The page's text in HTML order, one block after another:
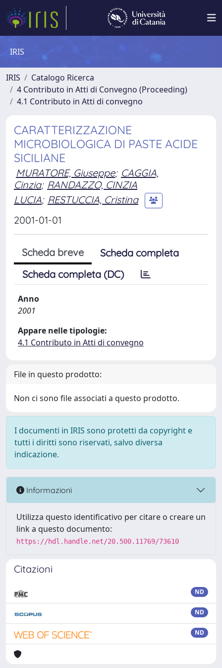
IRIS
IRIS
Catalogo Ricerca
4 Contributo in Atti di Convegno (Proceeding)
4.1 Contributo in Atti di convegno
CARATTERIZZAZIONE
MICROBIOLOGICA DI PASTE ACIDE
SICILIANE
MURATORE, Giuseppe; CAGGIA,
Cinzia; RANDAZZO, CINZIA
LUCIA; RESTUCCIA, Cristina
2001-01-01
Scheda breve
Scheda completa
Scheda completa (DC)
Anno
2001
Appare nelle tipologie:
4.1 Contributo in Atti di convegno
File in questo prodotto:
Non ci sono file associati a questo prodotto.
I documenti in IRIS sono protetti da copyright e
tutti i diritti sono riservati, salvo diversa
indicazione.
Informazioni
Utilizza questo identificativo per citare o creare un
link a questo documento:
https://hdl.handle.net/20.500.11769/73610
Citazioni
ND
ND
ND